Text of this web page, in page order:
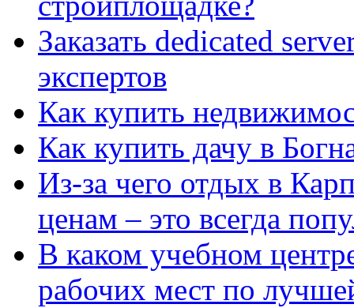
Заказать dedicated
экспертов
Как купить
Как купить дачу в
Из-за чего отдых в
ценам – это всегда
В каком учебном
рабочих мест по